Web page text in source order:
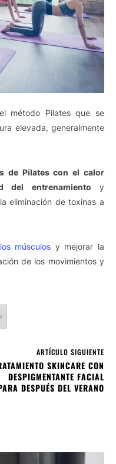
método Pilates que se
elevada, generalmente
de Pilates con el calor
del entrenamiento y
eliminación de toxinas a
músculos y mejorar la
de los movimientos y
ARTÍCULO SIGUIENTE
SKINCARE CON
DESPIGMENTANTE FACIAL
DESPUÉS DEL VERANO